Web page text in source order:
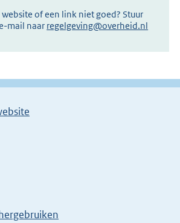
of een link niet goed? Stuur
mail naar regelgeving@overheid.nl